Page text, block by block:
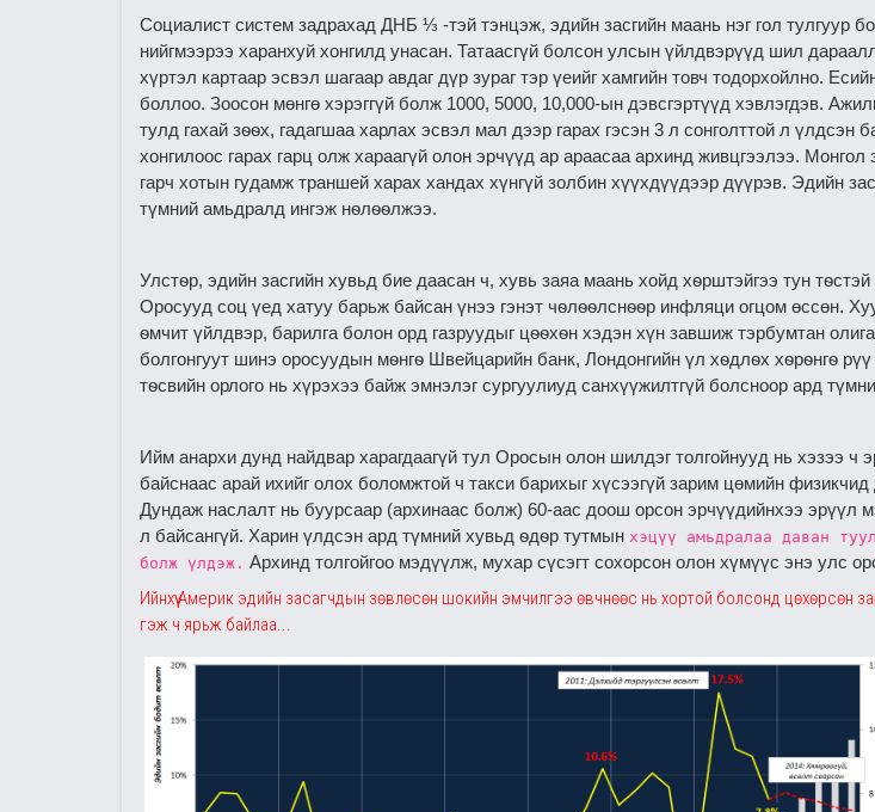
Социалист систем задрахад ДНБ ⅓ -тэй тэнцэж, эдийн засгийн маань нэг гол тулгуур
нийгмээрээ харанхуй хонгилд унасан. Татаасгүй болсон улсын үйлдвэрүүд шил
хүртэл картаар эсвэл шагаар авдаг дүр зураг тэр үеийг хамгийн товч тодорхойлно.
боллоо. Зоосон мөнгө хэрэггүй болж 1000, 5000, 10,000-ын дэвсгэртүүд хэвлэгдэв.
тулд гахай зѳѳх, гадагшаа харлах эсвэл мал дээр гарах гэсэн 3 л сонголттой л үлдсэн
хонгилоос гарах гарц олж хараагүй олон эрчүүд ар араасаа архинд живцгээлээ.
гарч хотын гудамж траншей харах хандах хүнгүй золбин хүүхдүүдээр дүүрэв. Эдийн
түмний амьдралд ингэж нѳлѳѳлжээ.
Улстѳр, эдийн засгийн хувьд бие даасан ч, хувь заяа маань хойд хѳрштэйгээ тун
Оросууд соц үед хатуу барьж байсан үнээ гэнэт чѳлѳѳлснѳѳр инфляци огцом өссөн.
ѳмчит үйлдвэр, барилга болон орд газруудыг цѳѳхѳн хэдэн хүн завшиж тэрбумтан
болгонгуут шинэ оросуудын мѳнгѳ Швейцарийн банк, Лондонгийн үл хѳдлѳх хѳрѳнгѳ
тѳсвийн орлого нь хүрэхээ байж эмнэлэг сургуулиуд санхүүжилтгүй болсноор ард
Ийм анархи дунд найдвар харагдаагүй тул Oросын олон шилдэг толгойнууд нь хэзээ ч
байснаас арай ихийг олох боломжтой ч такси барихыг хүсээгүй зарим цөмийн
Дундаж наслалт нь буурсаар (архинаас болж) 60-аас доош орсон эрчүүдийнхээ эрүүл
л байсангүй. Харин үлдсэн ард түмний хувьд ѳдѳр тутмын хэцүү амьдралаа даван
болж үлдэж. Архинд толгойгоо мэдүүлж, мухар сүсэгт сохорсон олон хүмүүс энэ улс
Ийнхүү Америк эдийн засагчдын зѳвлѳсѳн шокийн эмчилгээ ѳвчнѳѳс нь хортой болсонд цѳхѳрсѳн
гэж ч ярьж байлаа...